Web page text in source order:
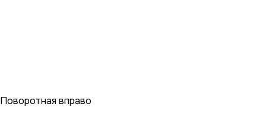
Поворотная вправо